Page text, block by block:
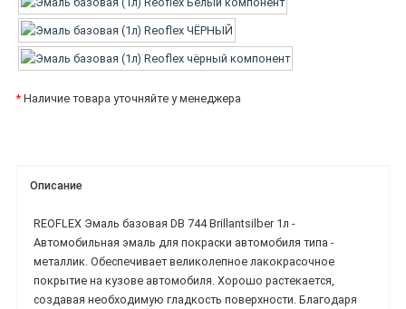
* Наличие товара уточняйте у менеджера
Описание
REOFLEX Эмаль базовая DB 744 Brillantsilber 1л -
Автомобильная эмаль для покраски автомобиля типа -
металлик. Обеспечивает великолепное лакокрасочное
покрытие на кузове автомобиля. Хорошо растекается,
создавая необходимую гладкость поверхности. Благодаря